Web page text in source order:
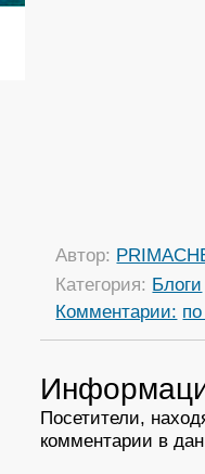
Автор:
Категория: Блоги
Комментарии:
Посетители,
комментарии в